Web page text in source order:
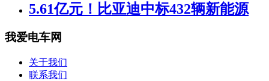
5.61亿元！比亚迪中标432辆新能源
我爱电车网
关于我们
联系我们